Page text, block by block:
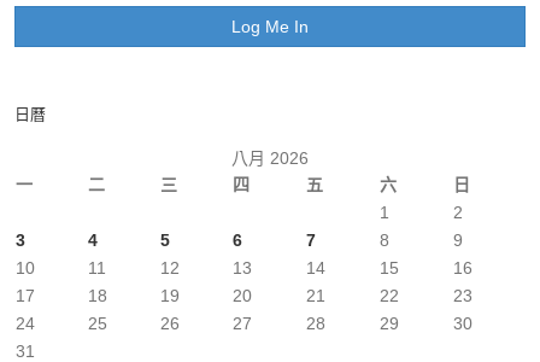
日曆
八月 2026
一
二 三 四 五 六 日
1
2
3
4 5 6 7 8
9
10
11 12 13 14 15
16
17
18 19 20 21 22
23
24
25 26 27 28 29
30
31